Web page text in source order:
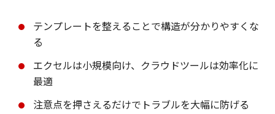
テンプレートを整えることで構造が分かりやすくな
る
エクセルは小規模向け、クラウドツールは効率化に
最適
注意点を押さえるだけでトラブルを大幅に防げる